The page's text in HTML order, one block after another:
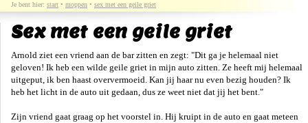
Je bent hier: start • moppen • sex met een geile griet
Sex met een geile griet
Arnold ziet een vriend aan de bar zitten en zegt: "Dit ga je helemaal niet
geloven! Ik heb een wilde geile griet in mijn auto zitten. Ze heeft mij helemaal
uitgeput, ik ben haast oververmoeid. Kan jij haar nu even bezig houden? Ik
heb het licht in de auto uit gedaan, dus ze weet niet dat jij het bent."
Zijn vriend gaat graag op het voorstel in. Hij kruipt in de auto en gaat meteen